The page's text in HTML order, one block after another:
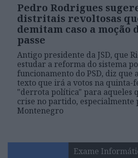
Pedro Rodrigues
distritais revoltosas
demitam caso a moção
passe
Antigo presidente da JSD, que
estudar a reforma do sistema
funcionamento do PSD, diz que
texto que irá a votos na quinta-
"derrota política" para aqueles
crise no partido, especialmente
Montenegro
Exame